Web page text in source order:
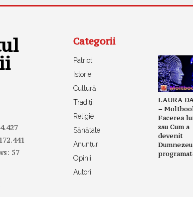
172.441
57
Categorii
Patriot
Istorie
Cultură
Tradiții
Religie
Sănătate
Anunțuri
Opinii
Autori
LAURA
–
Facerea
sau Cum a
devenit
Dumnezeu